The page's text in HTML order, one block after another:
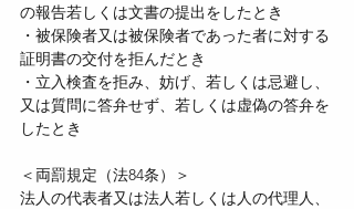
の報告若しくは文書の提出をしたとき
・被保険者又は被保険者であった者に対する
証明書の交付を拒んだとき
・立入検査を拒み、妨げ、若しくは忌避し、
又は質問に答弁せず、若しくは虚偽の答弁を
したとき
＜両罰規定（法84条）＞
法人の代表者又は法人若しくは人の代理人、